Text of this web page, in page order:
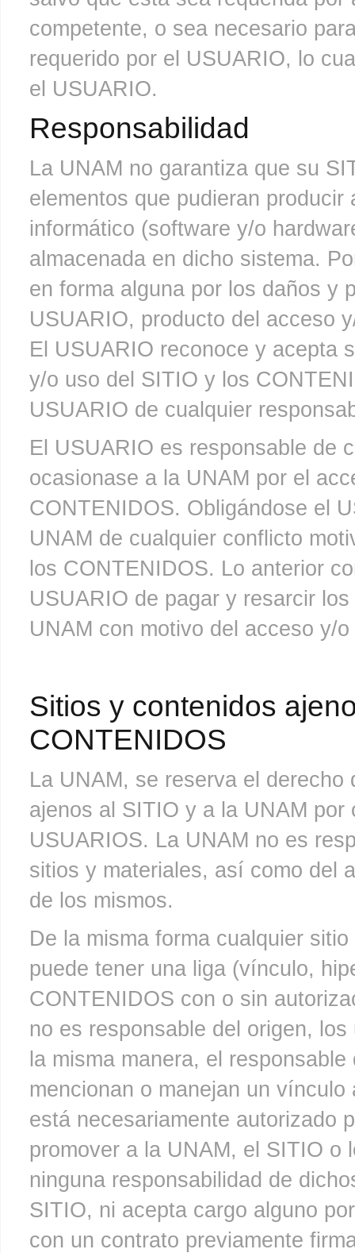
competente, o sea necesario
requerido por el USUARIO, lo
el USUARIO.
Responsabilidad
La UNAM no garantiza que su
elementos que pudieran
informático (software y/o
almacenada en dicho sistema.
en forma alguna por los daños y
USUARIO, producto del acceso
El USUARIO reconoce y acepta
y/o uso del SITIO y los
USUARIO de cualquier
El USUARIO es responsable de
ocasionase a la UNAM por el
CONTENIDOS. Obligándose el
UNAM de cualquier conflicto
los CONTENIDOS. Lo anterior
USUARIO de pagar y resarcir
UNAM con motivo del acceso y/
Sitios y contenidos
CONTENIDOS
La UNAM, se reserva el
ajenos al SITIO y a la UNAM
USUARIOS. La UNAM no es
sitios y materiales, así como del
de los mismos.
De la misma forma cualquier
puede tener una liga (vínculo,
CONTENIDOS con o sin
no es responsable del origen,
la misma manera, el
mencionan o manejan un
está necesariamente autorizado
promover a la UNAM, el SITIO o
ninguna responsabilidad de
SITIO, ni acepta cargo alguno
con un contrato previamente